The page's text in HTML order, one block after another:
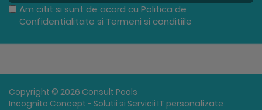
Am citit si sunt de acord cu Politica de
Confidentialitate si Termeni si conditiile
Copyright © 2026 Consult Pools
Incognito Concept - Solutii si Servicii IT personalizate